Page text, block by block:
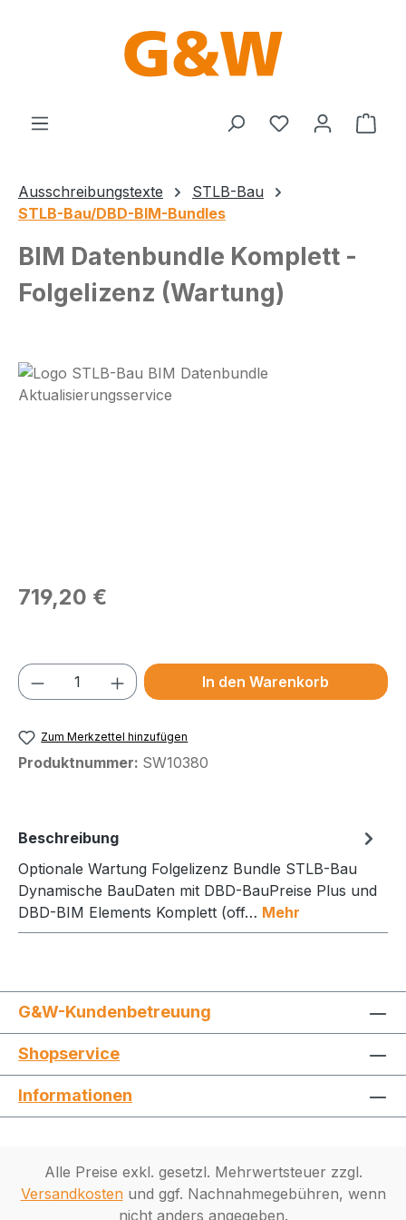
Du hast 0
Ausschreibungstexte
STLB-Bau
STLB-Bau/DBD-BIM-Bundles
BIM Datenbundle Komplett -
Folgelizenz (Wartung)
Bildergalerie überspringen
Regulärer Preis:
719,20 €
Produkt Anzahl: Gib den gewünschten
In den Warenkorb
Zum Merkzettel hinzufügen
Produktnummer: SW10380
Beschreibung
Optionale Wartung Folgelizenz Bundle STLB-Bau
Dynamische BauDaten mit DBD-BauPreise Plus und
DBD-BIM Elements Komplett (off… Mehr
G&W-Kundenbetreuung
Shopservice
Informationen
Alle Preise exkl. gesetzl. Mehrwertsteuer zzgl.
Versandkostenund ggf. Nachnahmegebühren, wenn
nicht anders angegeben.